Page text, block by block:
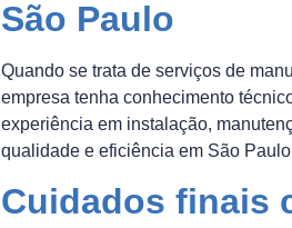
São Paulo
Quando se trata de serviços de
empresa tenha conhecimento
experiência em instalação,
qualidade e eficiência em São
Cuidados finais